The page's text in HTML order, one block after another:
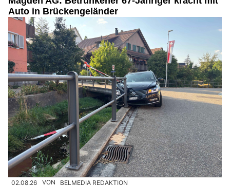
Auto in Brückengeländer
02.08.26 VON BELMEDIA REDAKTION